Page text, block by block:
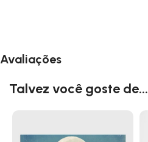
Avaliações
Talvez você goste de...